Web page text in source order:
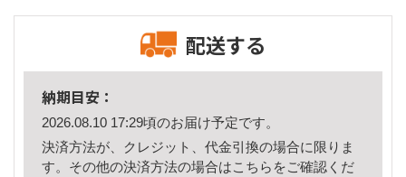
配送する
納期目安：
2026.08.10 17:29頃のお届け予定です。
決済方法が、クレジット、代金引換の場合に限りま
す。その他の決済方法の場合はこちら をご確認くだ